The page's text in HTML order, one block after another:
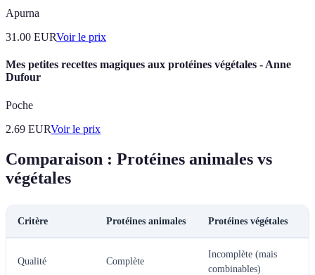
Apurna
31.00 EURVoir le prix
Mes petites recettes magiques aux protéines végétales - Anne
Dufour
Poche
2.69 EURVoir le prix
Comparaison : Protéines animales vs
végétales
Critère Protéines animales Protéines végétales
Qualité Complète
Incomplète (mais
combinables)